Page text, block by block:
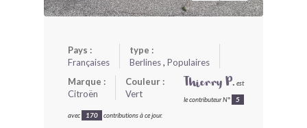
Pays :
Françaises
type :
Berlines, Populaires
Marque :
Citroën
Couleur :
Vert
Thierry P. est
le contributeur N° 5
avec 170 contributions à ce jour.